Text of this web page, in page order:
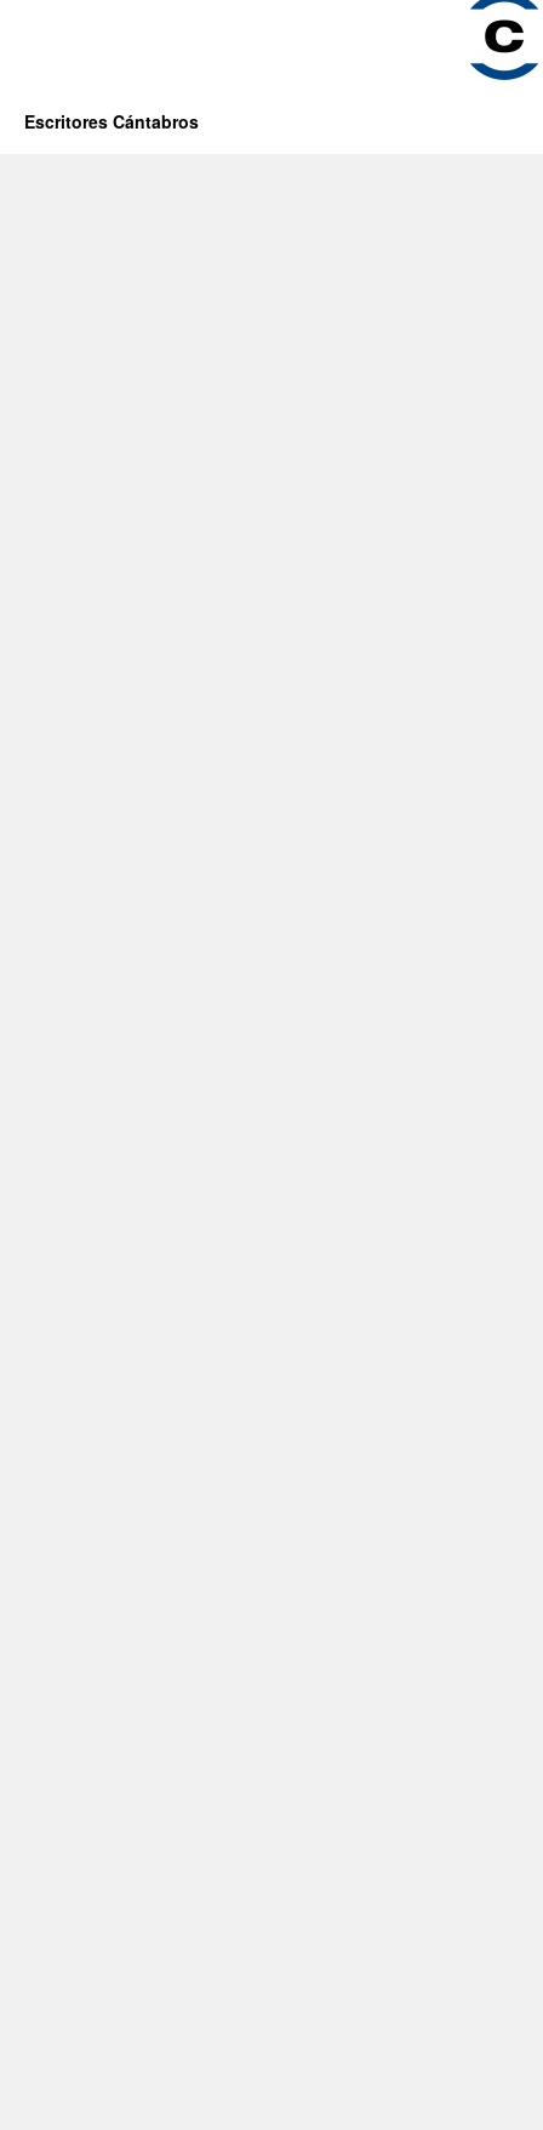
Escritores Cántabros